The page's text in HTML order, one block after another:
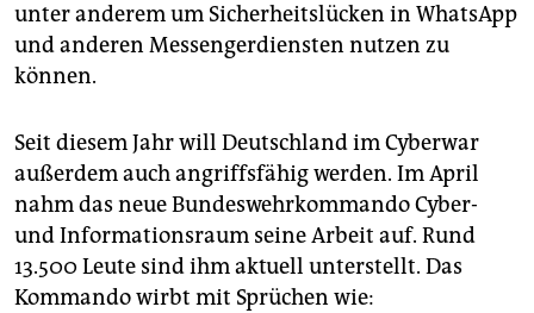
unter anderem um Sicherheitslücken in WhatsApp
und anderen Messengerdiensten nutzen zu
können.
Seit diesem Jahr will Deutschland im Cyberwar
außerdem auch angriffsfähig werden. Im April
nahm das neue Bundeswehrkommando Cyber-
und In­formationsraum seine ­Arbeit auf. Rund
13.500 Leute sind ihm aktuell unterstellt. Das
Kommando wirbt mit Sprüchen wie: